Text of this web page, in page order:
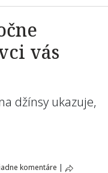
vás
džínsy ukazuje,
komentáre |